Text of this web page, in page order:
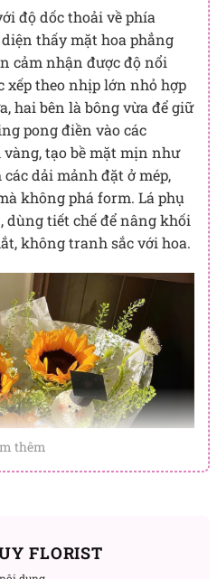
độ dốc thoải về phía
thấy mặt hoa phẳng
cảm nhận được độ nổi
xếp theo nhịp lớn nhỏ hợp
hai bên là bông vừa để giữ
pong điền vào các
tạo bề mặt mịn như
dải mảnh đặt ở mép,
không phá form. Lá phụ
tiết chế để nâng khối
không tranh sắc với hoa.
thêm
FLORIST